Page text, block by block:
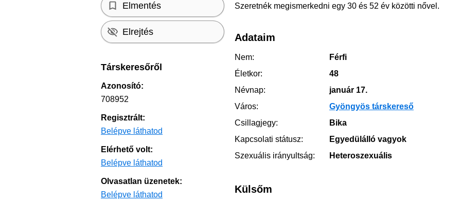
Szeretnék megismerkedni egy 30 és 52 év közötti nővel.
Adataim
Nem:
Férfi
Életkor:
48
Névnap:
január 17.
Város:
Gyöngyös társkereső
Csillagjegy:
Bika
Kapcsolati státusz:
Egyedülálló vagyok
Szexuális irányultság:
Heteroszexuális
Külsőm
Elmentés
Elrejtés
Társkeresőről
Azonosító:
708952
Regisztrált:
Belépve láthatod
Elérhető volt:
Belépve láthatod
Olvasatlan üzenetek:
Belépve láthatod